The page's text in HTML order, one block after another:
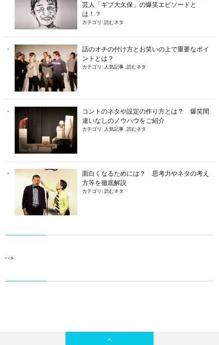
芸人「ギブ大久保」の爆笑エピソードと
は！？
カテゴリ: 読むネタ
話のオチの付け方とお笑いの上で重要なポイ
ントとは？
カテゴリ: 人気記事 読むネタ
コントのネタや設定の作り方とは？ 爆笑間
違いなしのノウハウをご紹介
カテゴリ: 人気記事 読むネタ
面白くなるためには？ 思考力やネタの考え
方等を徹底解説
カテゴリ: 読むネタ
-->